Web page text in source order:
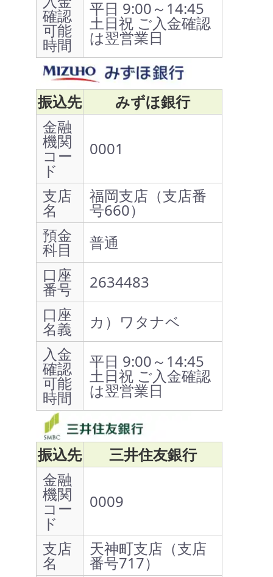
確認
可能
時間
平日 9:00～14:45
土日祝 ご入金確認
は翌営業日
振込先
みずほ銀行
金融
機関
コー
ド
0001
支店
名
福岡支店（支店番
号660）
預金
科目
普通
口座
番号
2634483
口座
名義
カ）ワタナベ
入金
確認
可能
時間
平日 9:00～14:45
土日祝 ご入金確認
は翌営業日
振込先
三井住友銀行
金融
機関
コー
ド
0009
支店
名
天神町支店（支店
番号717）